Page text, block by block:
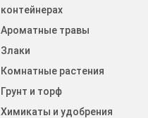
контейнерах
Ароматные травы
Злаки
Комнатные растения
Грунт и торф
Химикаты и удобрения